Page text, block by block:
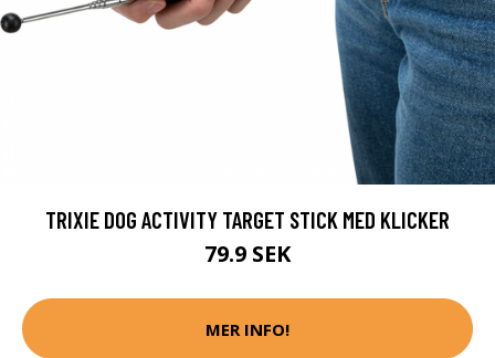
TRIXIE DOG ACTIVITY TARGET STICK MED KLICKER
79.9 SEK
MER INFO!